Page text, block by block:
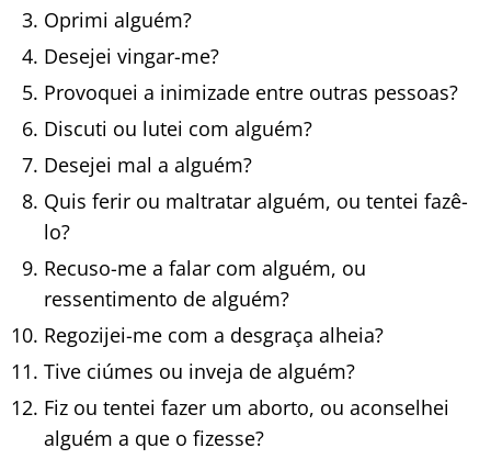
Oprimi alguém?
Desejei vingar-me?
Provoquei a inimizade entre outras pessoas?
Discuti ou lutei com alguém?
Desejei mal a alguém?
Quis ferir ou maltratar alguém, ou tentei fazê-
lo?
Recuso-me a falar com alguém, ou
ressentimento de alguém?
Regozijei-me com a desgraça alheia?
Tive ciúmes ou inveja de alguém?
Fiz ou tentei fazer um aborto, ou aconselhei
alguém a que o fizesse?